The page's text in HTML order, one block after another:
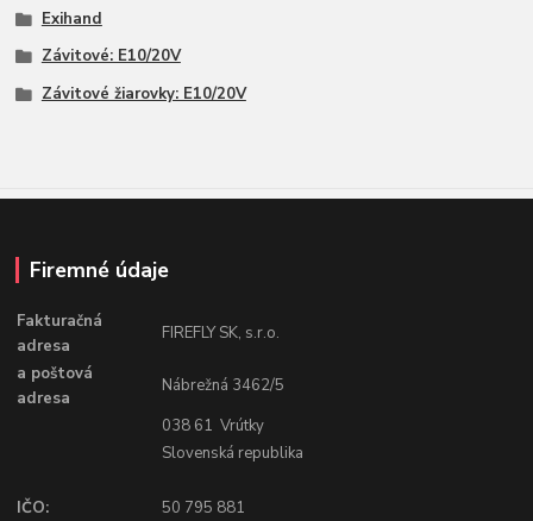
Exihand
Závitové: E10/20V
Závitové žiarovky: E10/20V
Firemné údaje
Fakturačná
adresa
FIREFLY SK, s.r.o.
a poštová
adresa
Nábrežná 3462/5
038 61 Vrútky
Slovenská republika
IČO:
50 795 881